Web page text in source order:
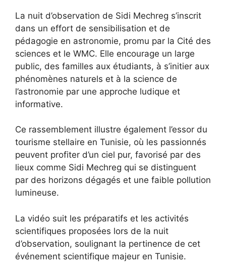
La nuit d’observation de Sidi Mechreg s’inscrit
dans un effort de sensibilisation et de
pédagogie en astronomie, promu par la Cité des
sciences et le WMC. Elle encourage un large
public, des familles aux étudiants, à s’initier aux
phénomènes naturels et à la science de
l’astronomie par une approche ludique et
informative.
Ce rassemblement illustre également l’essor du
tourisme stellaire en Tunisie, où les passionnés
peuvent profiter d’un ciel pur, favorisé par des
lieux comme Sidi Mechreg qui se distinguent
par des horizons dégagés et une faible pollution
lumineuse.
La vidéo suit les préparatifs et les activités
scientifiques proposées lors de la nuit
d’observation, soulignant la pertinence de cet
événement scientifique majeur en Tunisie.